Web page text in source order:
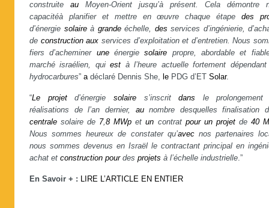
construite au Moyen-Orient jusqu’à présent. Cela démontre
capacitéà planifier et mettre en œuvre chaque étapedes
d’énergie solaireà grandeéchelle, des services d’ingénierie,
de construction aux services d’exploitation et d’entretien. Nous
fiers d’acheminer uneénergiesolaire propre, abordable et
marché israélien, quiest à l’heure actuelle fortement
hydrocarbures” adéclaré Dennis She, le PDG d’ET Solar.
“Le projetd’énergie solaires’inscritdans le prolongement
réalisations de l’an dernier, aunombre desquelles finalisation
centrale solaire de 7,8 MWp etun contrat pour un projetde 40
Nous sommes heureux de constater qu’avecnos partenaires
nous sommes devenus en Israël le contractant principal en
achat et construction pourdes projets à l’échelle industrielle.”
En Savoir + : LIRE L’ARTICLE EN ENTIER